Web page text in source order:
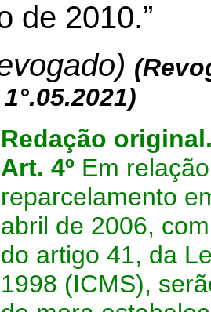
de 2010.”
Redação
Art. 4º Em
reparcelamento
abril de 2006,
do artigo 41, da
1998 (ICMS),